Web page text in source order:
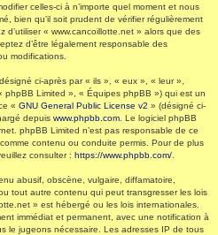
celles-ci à n’importe quel moment et nous
bien qu’il soit prudent de vérifier régulièrement
d’utiliser « www.cancoillotte.net » alors que des
d’être légalement responsable des
modifications.
ci-après par « ils », « eux », « leur »,
phpBB Limited », « Équipes phpBB ») qui est un
« GNU General Public License v2 » (désigné ci-
depuis www.phpbb.com . Le logiciel phpBB
phpBB Limited n’est pas responsable de ce
contenu ou conduite permis. Pour de plus
consulter : https://www.phpbb.com/
abusif, obscène, vulgaire, diffamatoire,
tout autre contenu qui peut transgresser les lois
» est hébergé ou les lois internationales.
immédiat et permanent, avec une notification à
le jugeons nécessaire. Les adresses IP de tous